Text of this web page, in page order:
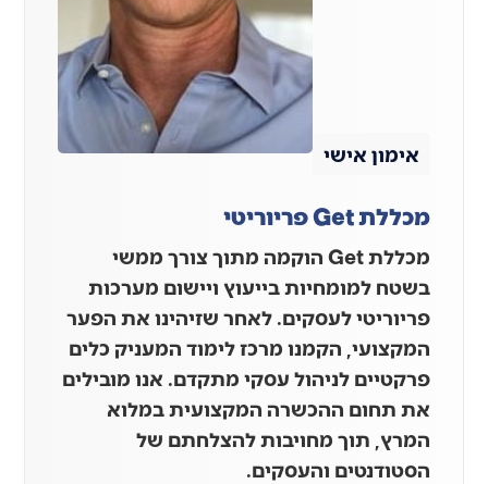
אימון אישי
מכללת Get פריוריטי
מכללת Get הוקמה מתוך צורך ממשי
בשטח למומחיות בייעוץ ויישום מערכות
פריוריטי לעסקים. לאחר שזיהינו את הפער
המקצועי, הקמנו מרכז לימוד המעניק כלים
פרקטיים לניהול עסקי מתקדם. אנו מובילים
את תחום ההכשרה המקצועית במלוא
המרץ, תוך מחויבות להצלחתם של
הסטודנטים והעסקים.